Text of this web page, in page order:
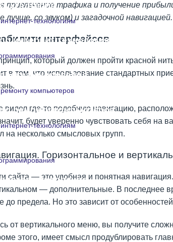
технологиям
интернет-технологиям
компьютеров
ремонту компьютеров
технологиям
привлечение трафика и получение
со звуком) и загадочной навигацией.
интерфейсов
который должен пройти красной
в том, что использование стандартных
видел где-то подобную навигацию,
будет уверенно чувствовать себя
на несколько смысловых групп.
Горизонтальное и
сайта — это удобная и понятная
— дополнительные. В последнее
до предела. Но это зависит от
от вертикального меню, вы получите
этого, имеет смысл продублировать